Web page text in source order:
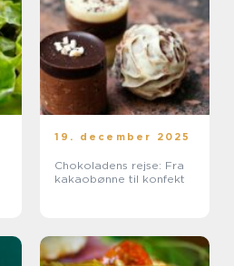
19. december 2025
Chokoladens rejse: Fra
kakaobønne til konfekt